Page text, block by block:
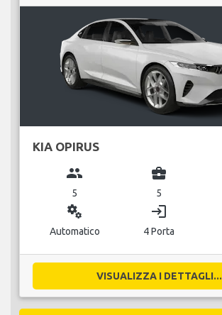
KIA OPIRUS
group
5
business_center
5
miscellaneous_services
Automatico
login
4 Porta
VISUALIZZA I DETTAGLI...